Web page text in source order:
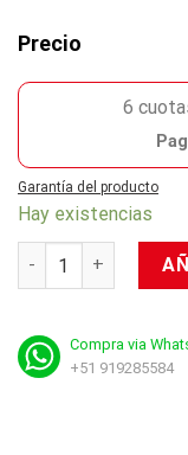
Precio
6
Garantía del producto
Hay existencias
Llavero Keychain
Compra via
+51 919285584